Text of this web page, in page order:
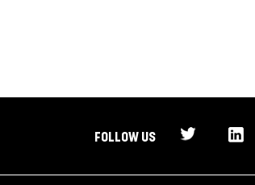
FOLLOW US